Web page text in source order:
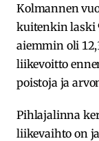
Kolmannen
kuitenkin laski
aiemmin oli
liikevoitto
poistoja ja
Pihlajalinna
liikevaihto on